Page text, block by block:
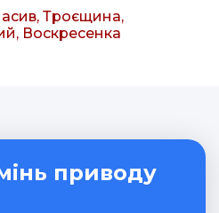
Троєщина,
Воскресенка
приводу